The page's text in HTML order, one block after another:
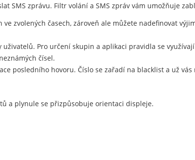
SMS zprávu. Filtr volání a SMS zpráv vám umožňuje
zvolených časech, zároveň ale můžete nadefinovat
Pro určení skupin a aplikaci pravidla se
čísel.
posledního hovoru. Číslo se zařadí na blacklist a už
a plynule se přizpůsobuje orientaci displeje.